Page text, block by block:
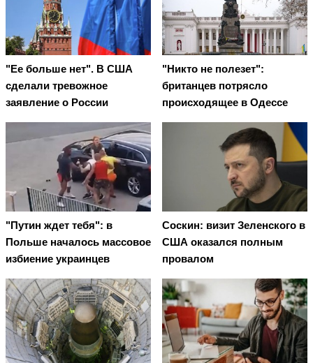
"Ее больше нет". В США
сделали тревожное
заявление о России
"Никто не полезет":
британцев потрясло
происходящее в Одессе
"Путин ждет тебя": в
Польше началось массовое
избиение украинцев
Соскин: визит Зеленского в
США оказался полным
провалом